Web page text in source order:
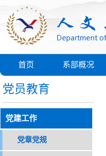
首页 系部概况
党员教育
党建工作
党章党规